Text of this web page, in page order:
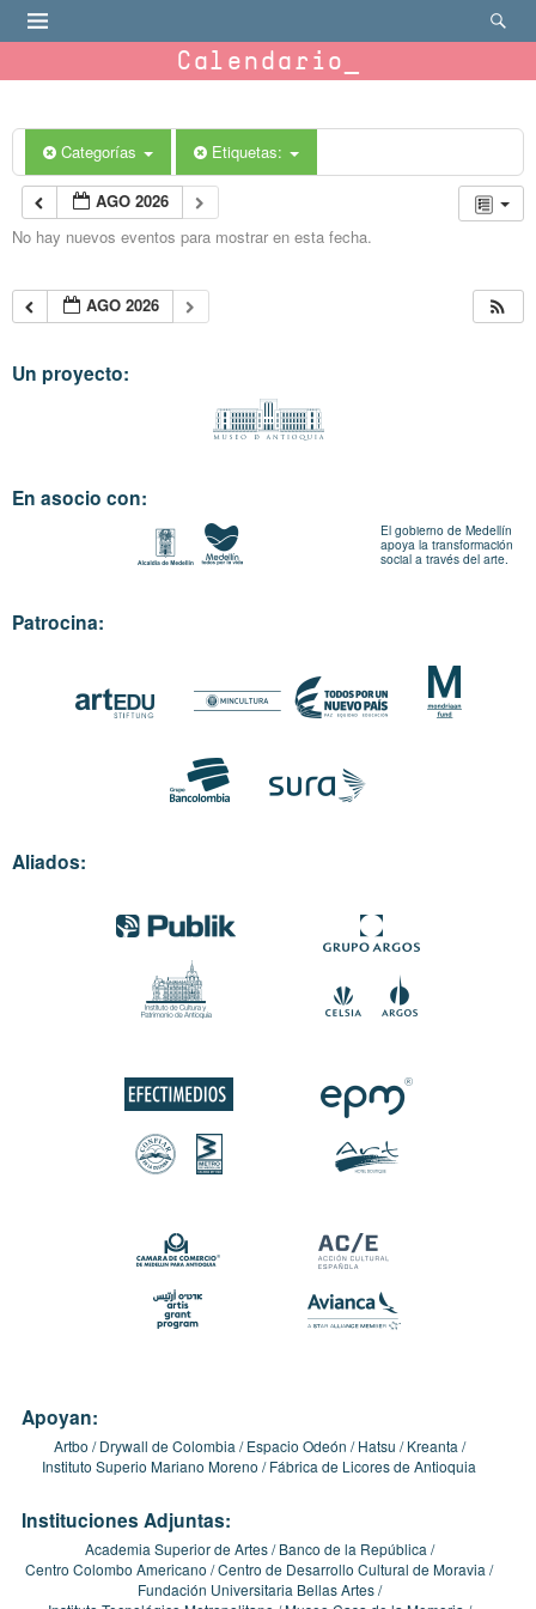
Calendario
Categorías Etiquetas:
AGO 2026
No hay nuevos eventos para mostrar en esta fecha.
AGO 2026
Un proyecto:
En asocio con:
El gobierno de Medellín
apoya la transformación
social a través del arte.
Patrocina:
Aliados:
Apoyan:
Artbo Drywall de Colombia Espacio Odeón Hatsu
Kreanta
Instituto Superio Mariano Moreno
Fábrica de Licores de Antioquia
Instituciones Adjuntas:
Academia Superior de Artes
Banco de la República
Centro Colombo Americano Centro de Desarrollo Cultural de Moravia
Fundación Universitaria Bellas Artes